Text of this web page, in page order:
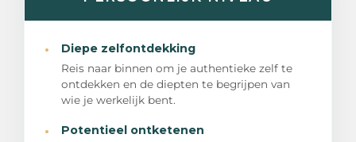
· Diepe zelfontdekking
Reis naar binnen om je authentieke zelf te
ontdekken en de diepten te begrijpen van
wie je werkelijk bent.
· Potentieel ontketenen